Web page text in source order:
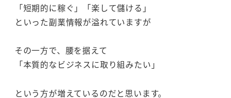
「短期的に稼ぐ」「楽して儲ける」
といった副業情報が溢れていますが
その一方で、腰を据えて
「本質的なビジネスに取り組みたい」
という方が増えているのだと思います。